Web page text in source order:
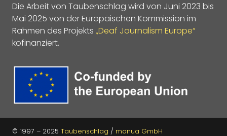
Die Arbeit von Taubenschlag wird von Juni 2023 bis
Mai 2025 von der Europäischen Kommission im
Rahmen des Projekts „Deaf Journalism Europe“
kofinanziert.
© 1997 – 2025 Taubenschlag / manua GmbH